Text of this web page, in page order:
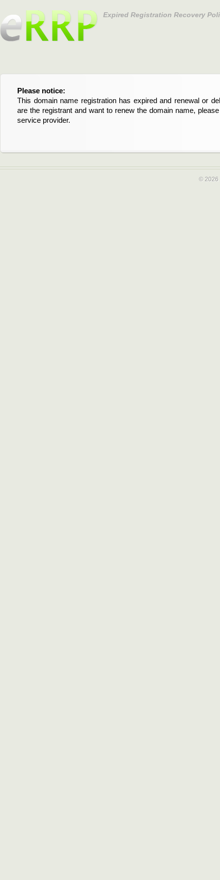
Expired Registration Recovery
Please notice:
This domain name registration has expired and renewal or
are the registrant and want to renew the domain name,
service provider.
Bitte beachten Sie:
Diese Domainregistrierung ist abgelaufen und die
Domain stehen an. Wenn Sie der Registrant sind und
verlängern möchten, kontaktieren Sie bitte Ihren Service-
© 2026